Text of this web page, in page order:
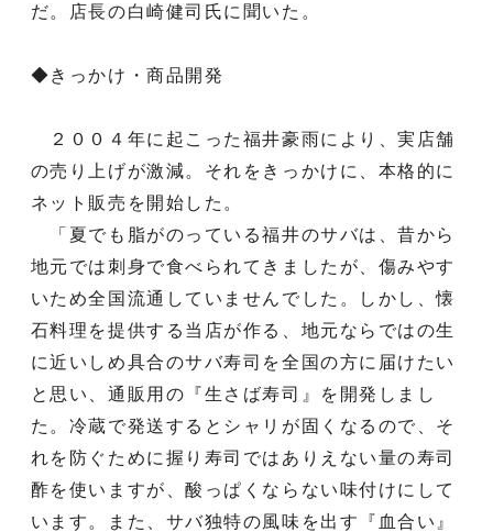
だ。店長の白崎健司氏に聞いた。
◆きっかけ・商品開発
２００４年に起こった福井豪雨により、実店舗
の売り上げが激減。それをきっかけに、本格的に
ネット販売を開始した。
「夏でも脂がのっている福井のサバは、昔から
地元では刺身で食べられてきましたが、傷みやす
いため全国流通していませんでした。しかし、懐
石料理を提供する当店が作る、地元ならではの生
に近いしめ具合のサバ寿司を全国の方に届けたい
と思い、通販用の『生さば寿司』を開発しまし
た。冷蔵で発送するとシャリが固くなるので、そ
れを防ぐために握り寿司ではありえない量の寿司
酢を使いますが、酸っぱくならない味付けにして
います。また、サバ独特の風味を出す『血合い』